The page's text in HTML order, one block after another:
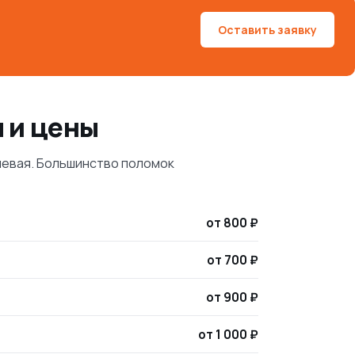
Оставить заявку
и цены
Большинство поломок
от 800 ₽
от 700 ₽
от 900 ₽
от 1 000 ₽